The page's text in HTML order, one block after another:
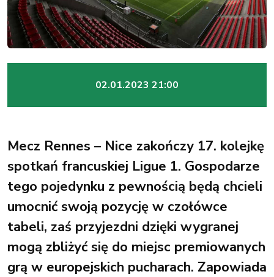
02.01.2023 21:00
Mecz Rennes – Nice zakończy 17. kolejkę
spotkań francuskiej Ligue 1. Gospodarze
tego pojedynku z pewnością będą chcieli
umocnić swoją pozycję w czołówce
tabeli, zaś przyjezdni dzięki wygranej
mogą zbliżyć się do miejsc premiowanych
grą w europejskich pucharach. Zapowiada